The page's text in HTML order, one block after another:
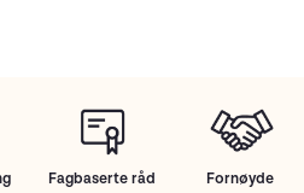
Fagbaserte råd
Fornøyde